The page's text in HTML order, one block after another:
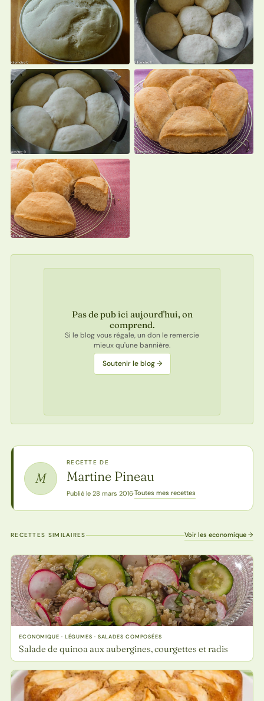
Pas de pub ici aujourd'hui, on
comprend.
Si le blog vous régale, un don le remercie
mieux qu'une bannière.
Soutenir le blog →
M
RECETTE DE
Martine Pineau
Publié le 28 mars 2016·Toutes mes recettes
RECETTES SIMILAIRES Voir les economique →
ECONOMIQUE · LÉGUMES · SALADES COMPOSÉES
Salade de quinoa aux aubergines, courgettes et radis